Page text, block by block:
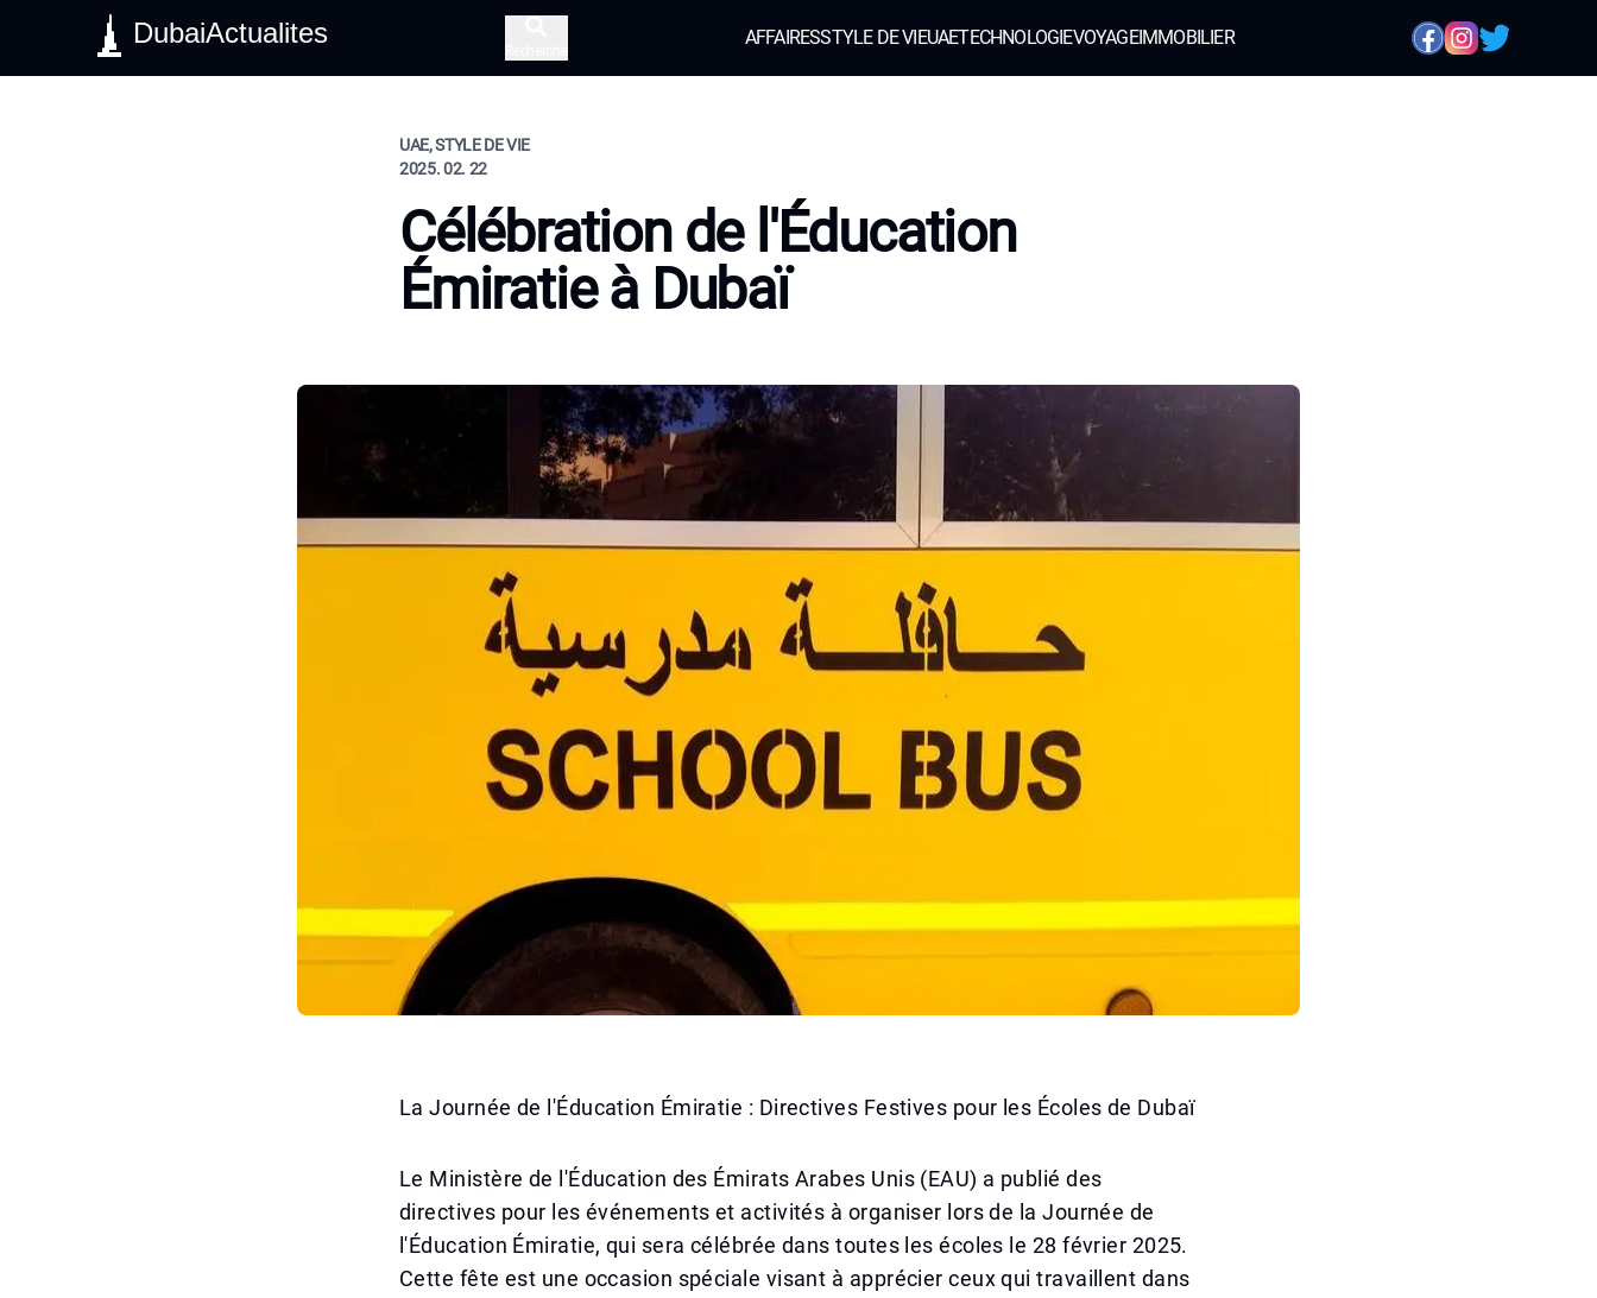
DubaiActualites AFFAIRESSTYLE DE VIEUAETECHNOLOGIEVOYAGEIMMOBILIER
UAE, STYLE DE VIE
2025. 02. 22
Célébration de l'Éducation
Émiratie à Dubaï
La Journée de l'Éducation Émiratie : Directives Festives pour les Écoles de Dubaï
Le Ministère de l'Éducation des Émirats Arabes Unis (EAU) a publié des
directives pour les événements et activités à organiser lors de la Journée de
l'Éducation Émiratie, qui sera célébrée dans toutes les écoles le 28 février 2025.
Cette fête est une occasion spéciale visant à apprécier ceux qui travaillent dans